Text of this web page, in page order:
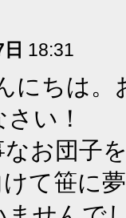
18:31
にちは。
い！
なお団子
て笹に